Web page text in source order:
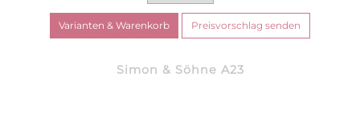
Simon & Söhne A23